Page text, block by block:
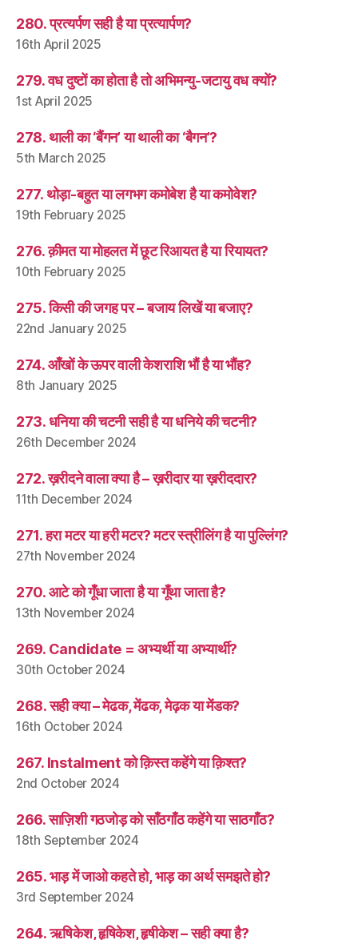
280. प्रत्यर्पण सही है या प्रत्यार्पण?
16th April 2025
279. वध दुष्टों का होता है तो अभिमन्यु-जटायु वध क्यों?
1st April 2025
278. थाली का ‘बैंगन’ या थाली का ‘बैगन’?
5th March 2025
277. थोड़ा-बहुत या लगभग कमोबेश है या कमोवेश?
19th February 2025
276. क़ीमत या मोहलत में छूट रिआयत है या रियायत?
10th February 2025
275. किसी की जगह पर – बजाय लिखें या बजाए?
22nd January 2025
274. आँखों के ऊपर वाली केशराशि भौं है या भौंह?
8th January 2025
273. धनिया की चटनी सही है या धनिये की चटनी?
26th December 2024
272. ख़रीदने वाला क्या है – ख़रीदार या ख़रीददार?
11th December 2024
271. हरा मटर या हरी मटर? मटर स्त्रीलिंग है या पुल्लिंग?
27th November 2024
270. आटे को गूँधा जाता है या गूँथा जाता है?
13th November 2024
269. Candidate = अभ्यर्थी या अभ्यार्थी?
30th October 2024
268. सही क्या – मेढक, मेंढक, मेढ़क या मेंडक?
16th October 2024
267. Instalment को क़िस्त कहेंगे या क़िश्त?
2nd October 2024
266. साज़िशी गठजोड़ को साँठगाँठ कहेंगे या साठगाँठ?
18th September 2024
265. भाड़ में जाओ कहते हो, भाड़ का अर्थ समझते हो?
3rd September 2024
264. ऋषिकेश, हृषिकेश, हृषीकेश – सही क्या है?